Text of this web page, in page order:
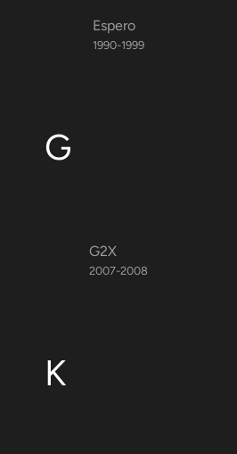
Espero
1990-1999
G
G2X
2007-2008
K